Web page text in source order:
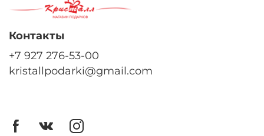
Контакты
+7 927 276-53-00
kristallpodarki@gmail.com